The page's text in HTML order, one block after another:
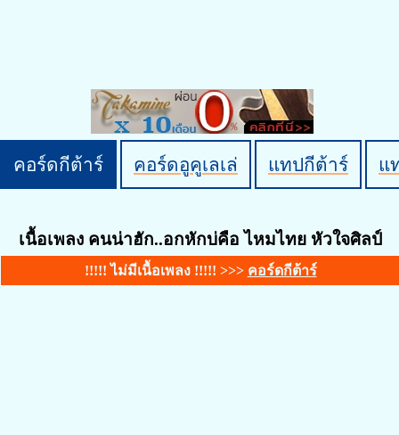
คอร์ดกีต้าร์ คอร์ดอูคูเลเล่ แทปกีต้าร์ แ
เนื้อเพลง คนน่าฮัก..อกหักบ่คือ ไหมไทย หัวใจศิลป์
!!!!! ไม่มีเนื้อเพลง !!!!! >>> คอร์ดกีต้าร์